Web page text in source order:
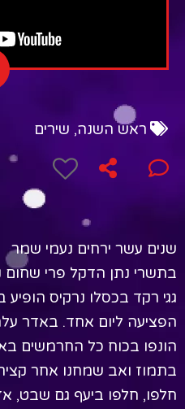
ראש השנה, שירים
שנים עשר ירחים נעמי שמר
בתשרי נתן הדקל פרי שחום
גגי רקד בכסלו נרקיס
הפציעה ליום אחד. באדר
הונפו בכוח כל החרמשים
בתמוז ואב שמחנו אחר
חלפו, חלפו ביעף גם שבט,